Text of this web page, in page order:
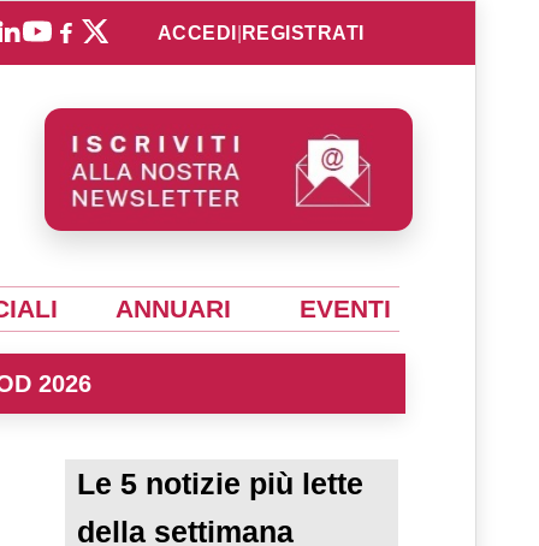
ACCEDI REGISTRATI
ANNUARI EVENTI
2026
Le 5 notizie più lette
della settimana